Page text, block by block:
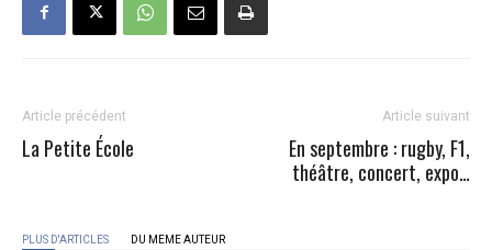
Article précédent
La Petite École
Article suivant
En septembre : rugby, F1,
théâtre, concert, expo…
PLUS D'ARTICLES DU MEME AUTEUR